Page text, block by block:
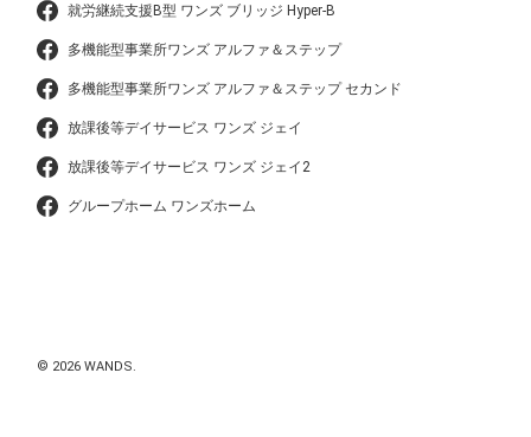
就労継続支援B型 ワンズ ブリッジ Hyper-B
多機能型事業所ワンズ アルファ＆ステップ
多機能型事業所ワンズ アルファ＆ステップ セカンド
放課後等デイサービス ワンズ ジェイ
放課後等デイサービス ワンズ ジェイ2
グループホーム ワンズホーム
© 2026 WANDS.